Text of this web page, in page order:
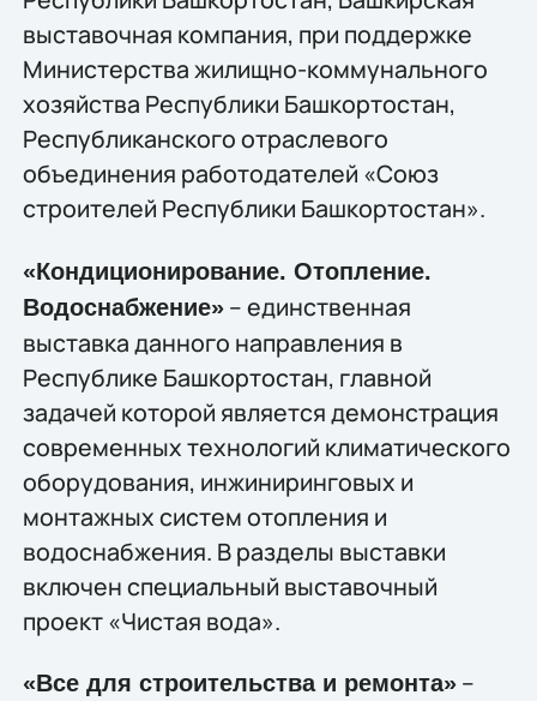
выставочная компания, при поддержке
Министерства жилищно-коммунального
хозяйства Республики Башкортостан,
Республиканского отраслевого
объединения работодателей «Союз
строителей Республики Башкортостан».
«Кондиционирование. Отопление.
Водоснабжение»– единственная
выставка данного направления в
Республике Башкортостан, главной
задачей которой является демонстрация
современных технологий климатического
оборудования, инжиниринговых и
монтажных систем отопления и
водоснабжения. В разделы выставки
включен специальный выставочный
проект «Чистая вода».
«Все для строительства и ремонта»–